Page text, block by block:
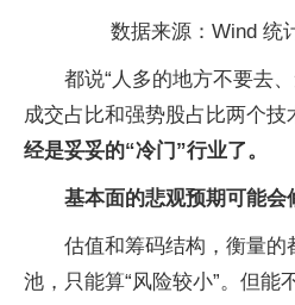
数据来源：Wind 统
都说“人多的地方不要去
成交占比和强势股占比两个技
经是妥妥的“冷门”行业了。
基本面的悲观预期可能会
估值和筹码结构，衡量的
池，只能算“风险较小”。但能